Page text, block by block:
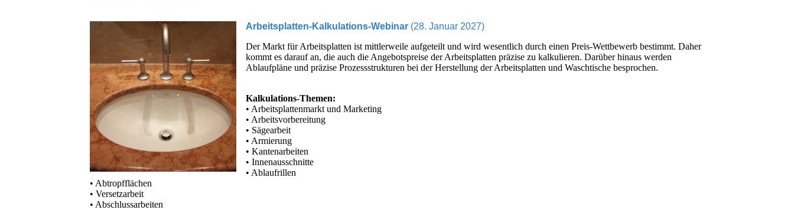
Arbeitsplatten-Kalkulations-Webinar (28. Januar 2027)
Der Markt für Arbeitsplatten ist mittlerweile aufgeteilt und wird wesentlich durch einen Preis-Wettbewerb bestimmt. Daher
kommt es darauf an, die auch die Angebotspreise der Arbeitsplatten präzise zu kalkulieren. Darüber hinaus werden
Ablaufpläne und präzise Prozessstrukturen bei der Herstellung der Arbeitsplatten und Waschtische besprochen.
Kalkulations-Themen:
• Arbeitsplattenmarkt und Marketing
• Arbeitsvorbereitung
• Sägearbeit
• Armierung
• Kantenarbeiten
• Innenausschnitte
• Ablaufrillen
• Abtropfflächen
• Versetzarbeit
• Abschlussarbeiten